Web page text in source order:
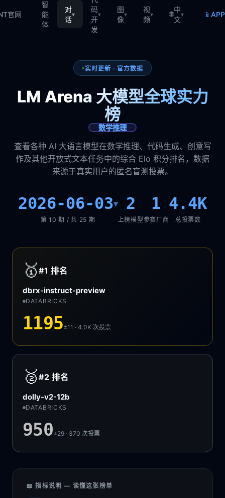
官网
智
能
体
对
话
▾
码
开
发
▾
图
像
▾
视
频
▾ 🌐
中
文
▾ 📱
实时更新 · 官方数据
LM Arena 大模型全球实力
榜
数学推理
查看各种 AI 大语言模型在数学推理、代码生成、创意写
作及其他开放式文本任务中的综合 Elo 积分排名，数据
来源于真实用户的匿名盲测投票。
2026-06-03▾
第 10 期 / 共 25 期
2
上榜模型
1
参赛厂商
4.4K
总投票数
🥇 #1排名
dbrx-instruct-preview
DATABRICKS
1195±11 · 4.0K次投票
🥈 #2排名
dolly-v2-12b
DATABRICKS
950±29 · 370 次投票
📖 指标说明 — 读懂这张榜单